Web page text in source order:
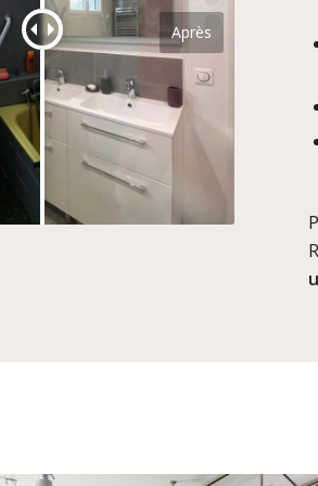
Après